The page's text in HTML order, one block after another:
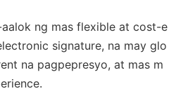
ng mas flexible at cost-e
signature, na may glo
na pagpepresyo, at mas m